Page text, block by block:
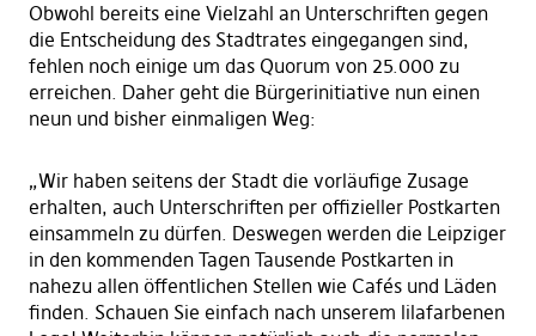
Obwohl bereits eine Vielzahl an Unterschriften gegen
die Entscheidung des Stadtrates eingegangen sind,
fehlen noch einige um das Quorum von 25.000 zu
erreichen. Daher geht die Bürgerinitiative nun einen
neun und bisher einmaligen Weg:
„Wir haben seitens der Stadt die vorläufige Zusage
erhalten, auch Unterschriften per offizieller Postkarten
einsammeln zu dürfen. Deswegen werden die Leipziger
in den kommenden Tagen Tausende Postkarten in
nahezu allen öffentlichen Stellen wie Cafés und Läden
finden. Schauen Sie einfach nach unserem lilafarbenen